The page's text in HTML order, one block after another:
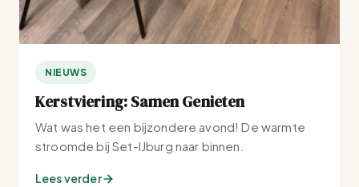
NIEUWS
Kerstviering: Samen Genieten
Wat was het een bijzondere avond! De warmte
stroomde bij Set-IJburg naar binnen.
Lees verder